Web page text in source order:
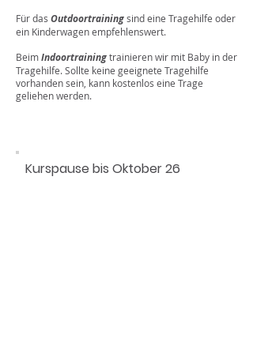
Für das Outdoortrainingsind eine Tragehilfe oder
ein Kinderwagen empfehlenswert.
BeimIndoortrainingtrainieren wir mit Baby in der
Tragehilfe. Sollte keine geeignete Tragehilfe
vorhanden sein, kann kostenlos eine Trage
geliehen werden.
Kurspause bis Oktober 26